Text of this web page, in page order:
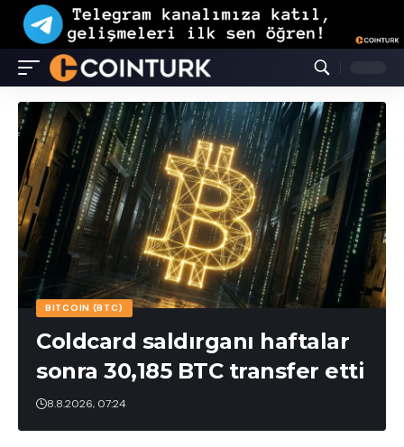
BITCOIN (BTC)
Coldcard saldırganı haftalar
sonra 30,185 BTC transfer etti
8.8.2026, 07:24